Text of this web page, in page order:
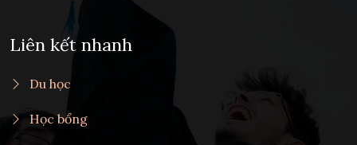
Liên kết nhanh
Du học
Học bổng